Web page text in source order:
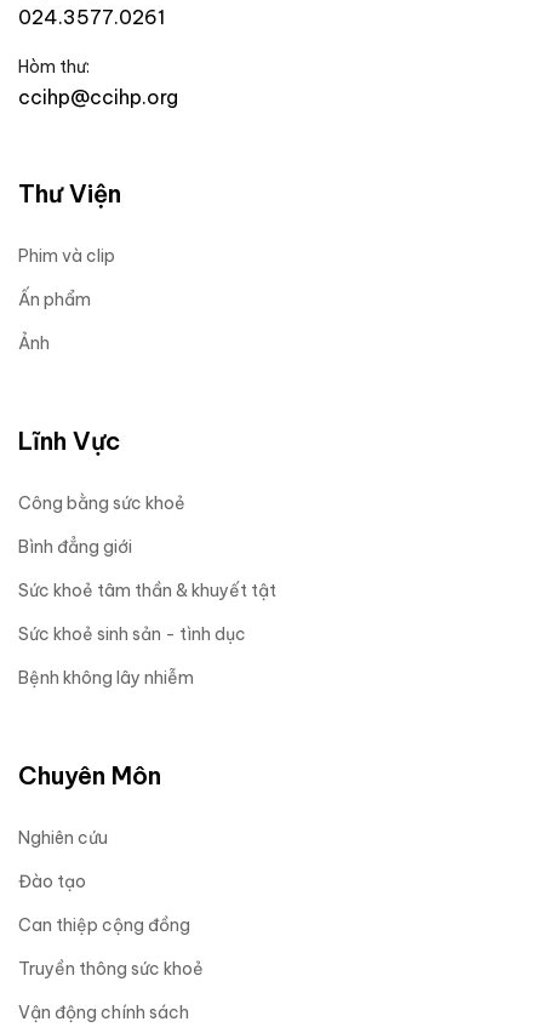
024.3577.0261
Hòm thư:
ccihp@ccihp.org
Thư Viện
Phim và clip
Ấn phẩm
Ảnh
Lĩnh Vực
Công bằng sức khoẻ
Bình đẳng giới
Sức khoẻ tâm thần & khuyết tật
Sức khoẻ sinh sản - tình dục
Bệnh không lây nhiễm
Chuyên Môn
Nghiên cứu
Đào tạo
Can thiệp cộng đồng
Truyền thông sức khoẻ
Vận động chính sách